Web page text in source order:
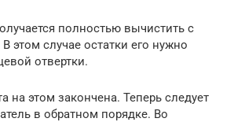
полностью вычистить с
этом случае остатки его нужно
отвертки.
на этом закончена. Теперь следует
в обратном порядке. Во